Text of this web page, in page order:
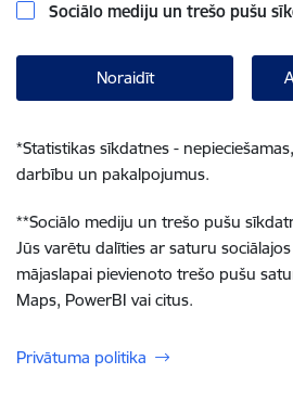
Sociālo mediju un trešo pušu
Noraidīt
*Statistikas sīkdatnes -
darbību un pakalpojumus.
**Sociālo mediju un trešo pušu
Jūs varētu dalīties ar saturu
mājaslapai pievienoto trešo pušu
Maps, PowerBI vai citus.
Privātuma politika